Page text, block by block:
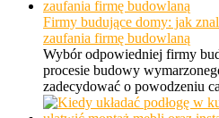
Firmy budujące domy: jak
zaufania firmę budowlaną
Wybór odpowiedniej firmy
procesie budowy
zadecydować o powodzeniu